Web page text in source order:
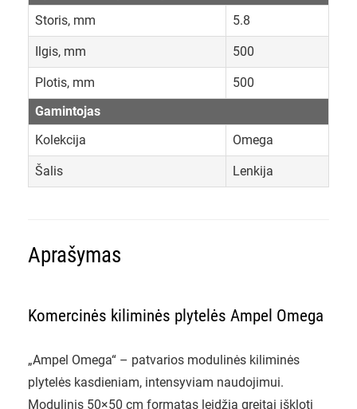
Storis, mm
5.8
Ilgis, mm 500
Plotis, mm
500
Gamintojas
Kolekcija
Omega
Šalis Lenkija
Aprašymas
Komercinės kiliminės plytelės Ampel Omega
„Ampel Omega“ – patvarios modulinės kiliminės
plytelės kasdieniam, intensyviam naudojimui.
Modulinis 50×50 cm formatas leidžia greitai iškloti